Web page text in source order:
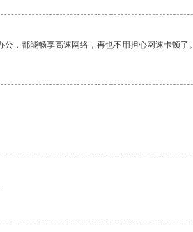
，都能畅享高速网络，再也不用担心网速卡顿了。